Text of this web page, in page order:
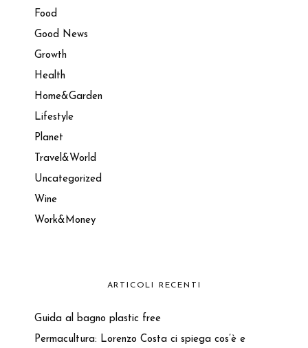
Food
Good News
Growth
Health
Home&Garden
Lifestyle
Planet
Travel&World
Uncategorized
Wine
Work&Money
ARTICOLI RECENTI
Guida al bagno plastic free
Permacultura: Lorenzo Costa ci spiega cos’è e